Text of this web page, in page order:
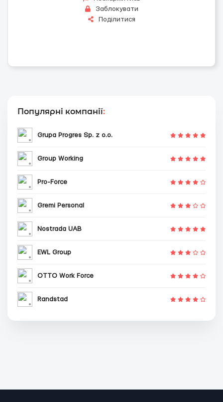
Заблокувати
Поділитися
Популярні компанії:
Grupa Progres Sp. z o.o.
Group Working
Pro-Force
Gremi Personal
Nostrada UAB
EWL Group
OTTO Work Force
Randstad